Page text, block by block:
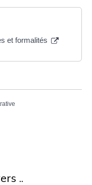
et formalités
..